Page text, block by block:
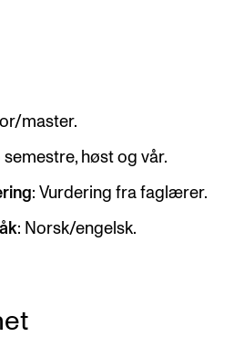
master.
semestre, høst og vår.
: Vurdering fra faglærer.
: Norsk/engelsk.